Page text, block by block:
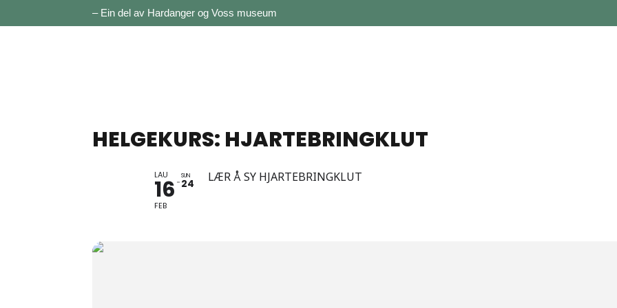
– Ein del av Hardanger og Voss museum
HELGEKURS: HJARTEBRINGKLUT
LAU
16
FEB
SUN
24 LÆR Å SY HJARTEBRINGKLUT